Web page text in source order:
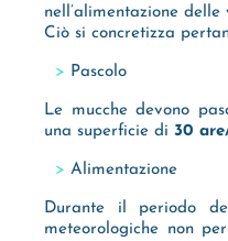
nell’alimentazione delle
Ciò si concretizza
Pascolo
Le mucche devono
una superficie di 30
Alimentazione
Durante il periodo
meteorologiche non